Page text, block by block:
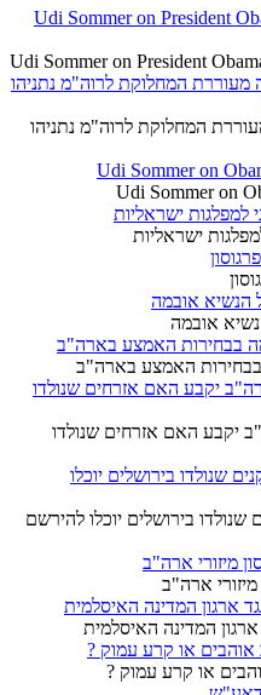
Udi Sommer on President
המחלוקת לרוה"מ נתניהו
Udi Sommer on
ישראליות
אובמה
האמצע בארה"ב
יקבע האם אזרחים שנולדו
בירושלים יוכלו להירשם
ארה"ב
המדינה האיסלמית
או קרע עמוק ?